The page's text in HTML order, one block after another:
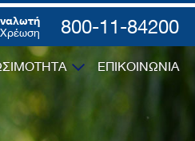
800-11-84200
ΕΠΙΚΟΙΝΩΝΙΑ